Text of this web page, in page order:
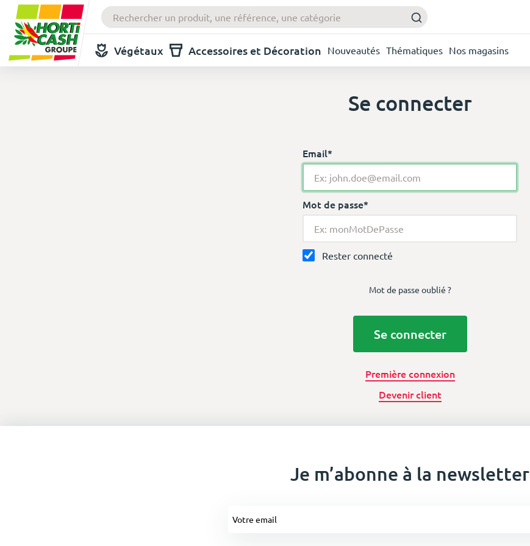
Végétaux Accessoires et Décoration Nouveautés Thématiques Nos magasins
Se connecter
Email*
Mot de passe*
Rester connecté
Mot de passe oublié ?
Se connecter
Première connexion
Devenir client
Je m’abonne à la newsletter